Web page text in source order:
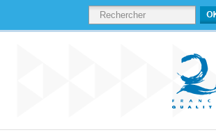
RECHERCHER